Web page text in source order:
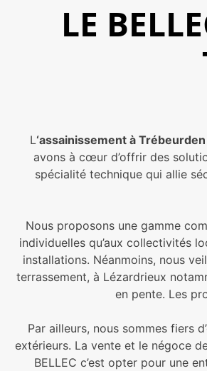
LE
L‘assainissement à Trébeurden
avons à cœur d’offrir des
spécialité technique qui allie
Nous proposons une gamme
individuelles qu’aux collectivités
installations. Néanmoins, nous
terrassement, à Lézardrieux
en pente. Les
Par ailleurs, nous sommes fiers
extérieurs. La vente et le négoce
BELLEC c’est opter pour une